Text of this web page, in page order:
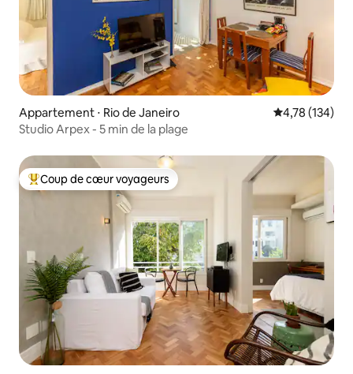
Appartement ⋅ Rio de Janeiro Évaluation
4,78 (134)
Studio Arpex - 5 min de la plage
Coups de cœur voyageurs les plus appréciés
Coup de cœur voyageurs